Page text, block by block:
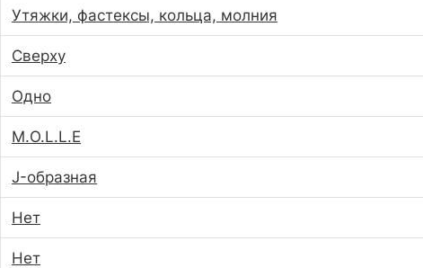
Утяжки, фастексы, кольца, молния
Сверху
Одно
M.O.L.L.E
J-образная
Нет
Нет